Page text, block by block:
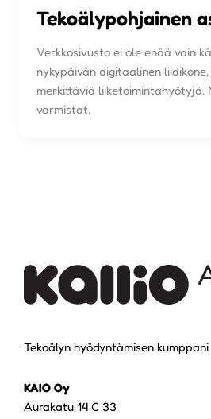
Tekoälypohjainen
Verkkosivusto ei ole enää vain
nykypäivän digitaalinen
merkittäviä liiketoimintahyötyjä.
varmistat,
Tekoälyn hyödyntämisen kumppani
KAIO Oy
Aurakatu 14 C 33